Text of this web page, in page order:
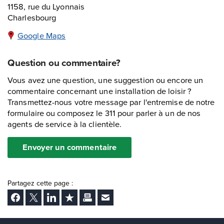
1158, rue du Lyonnais
Charlesbourg
Google Maps
Question ou commentaire?
Vous avez une question, une suggestion ou encore un
commentaire concernant une installation de loisir ?
Transmettez-nous votre message par l'entremise de notre
formulaire ou composez le 311 pour parler à un de nos
agents de service à la clientèle.
Envoyer un commentaire
Partagez cette page :
Facebook
Twitter LinkedInAjouter aux favoris
ImprimerEnvoyer Ã un ami